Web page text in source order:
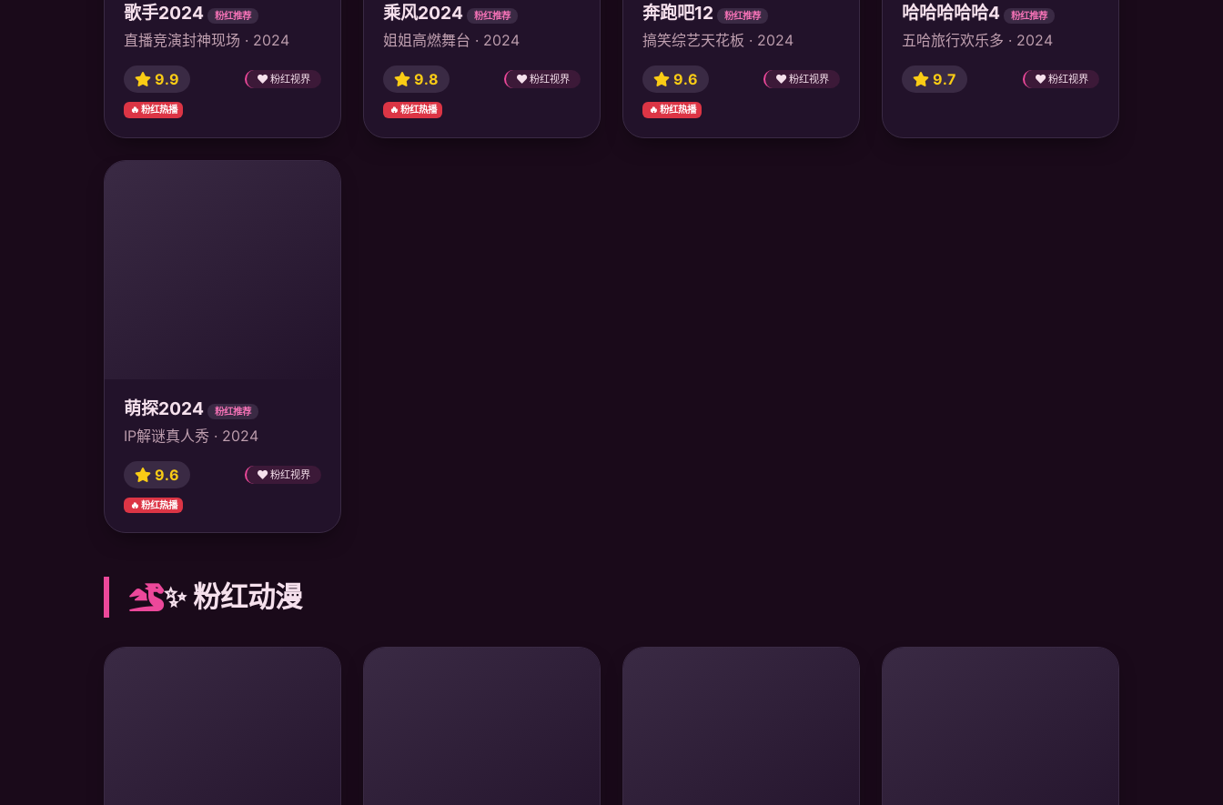
歌手2024 粉红推荐
直播竞演封神现场 · 2024
9.9 粉红视界
🔥 粉红热播
乘风2024 粉红推荐
姐姐高燃舞台 · 2024
9.8 粉红视界
🔥 粉红热播
奔跑吧12 粉红推荐
搞笑综艺天花板 · 2024
9.6 粉红视界
🔥 粉红热播
哈哈哈哈哈4 粉红推荐
五哈旅行欢乐多 · 2024
9.7 粉红视界
萌探2024 粉红推荐
IP解谜真人秀 · 2024
9.6 粉红视界
🔥 粉红热播
✨ 粉红动漫